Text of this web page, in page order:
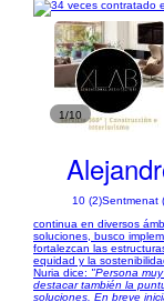
1/10
10 (2)Sentmenat
continua en diversos
soluciones, busco
fortalezcan las
equidad y la
Nuria dice: "Persona
destacar también la
soluciones. En breve